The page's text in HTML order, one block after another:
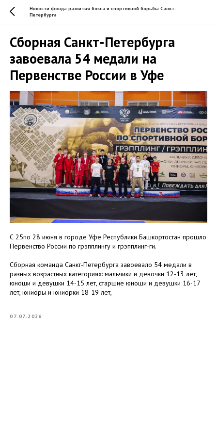
Новости фонда развития бокса и спортивной борьбы Санкт-
Петербурга
Сборная Санкт-Петербурга
завоевала 54 медали на
Первенстве России в Уфе
С 25по 28 июня в городе Уфе Республики Башкортостан прошло
Первенство России по грэпплингу и грэпплинг-ги.
Сборная команда Санкт-Петербурга завоевало 54 медали в
разных возрастных категориях: мальчики и девочки 12-13 лет,
юноши и девушки 14-15 лет, старшие юноши и девушки 16-17
лет, юниоры и юниорки 18-19 лет,
07.07.2026